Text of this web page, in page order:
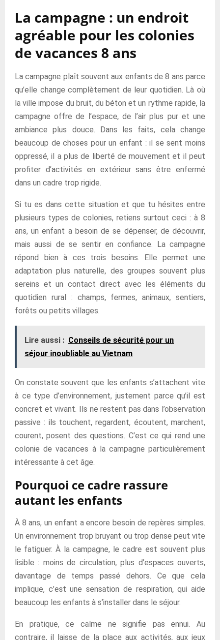
La campagne : un endroit
agréable pour les colonies
de vacances 8 ans
La campagne plaît souvent aux enfants de 8 ans parce
qu’elle change complètement de leur quotidien. Là où
la ville impose du bruit, du béton et un rythme rapide, la
campagne offre de l’espace, de l’air plus pur et une
ambiance plus douce. Dans les faits, cela change
beaucoup de choses pour un enfant : il se sent moins
oppressé, il a plus de liberté de mouvement et il peut
profiter d’activités en extérieur sans être enfermé
dans un cadre trop rigide.
Si tu es dans cette situation et que tu hésites entre
plusieurs types de colonies, retiens surtout ceci : à 8
ans, un enfant a besoin de se dépenser, de découvrir,
mais aussi de se sentir en confiance. La campagne
répond bien à ces trois besoins. Elle permet une
adaptation plus naturelle, des groupes souvent plus
sereins et un contact direct avec les éléments du
quotidien rural : champs, fermes, animaux, sentiers,
forêts ou petits villages.
Lire aussi : Conseils de sécurité pour un
séjour inoubliable au Vietnam
On constate souvent que les enfants s’attachent vite
à ce type d’environnement, justement parce qu’il est
concret et vivant. Ils ne restent pas dans l’observation
passive : ils touchent, regardent, écoutent, marchent,
courent, posent des questions. C’est ce qui rend une
colonie de vacances à la campagne particulièrement
intéressante à cet âge.
Pourquoi ce cadre rassure
autant les enfants
À 8 ans, un enfant a encore besoin de repères simples.
Un environnement trop bruyant ou trop dense peut vite
le fatiguer. À la campagne, le cadre est souvent plus
lisible : moins de circulation, plus d’espaces ouverts,
davantage de temps passé dehors. Ce que cela
implique, c’est une sensation de respiration, qui aide
beaucoup les enfants à s’installer dans le séjour.
En pratique, ce calme ne signifie pas ennui. Au
contraire, il laisse de la place aux activités, aux jeux